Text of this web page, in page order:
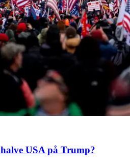
USA på Trump?